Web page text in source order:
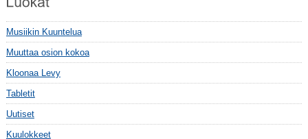
Musiikin Kuuntelua
Muuttaa osion kokoa
Kloonaa Levy
Tabletit
Uutiset
Kuulokkeet